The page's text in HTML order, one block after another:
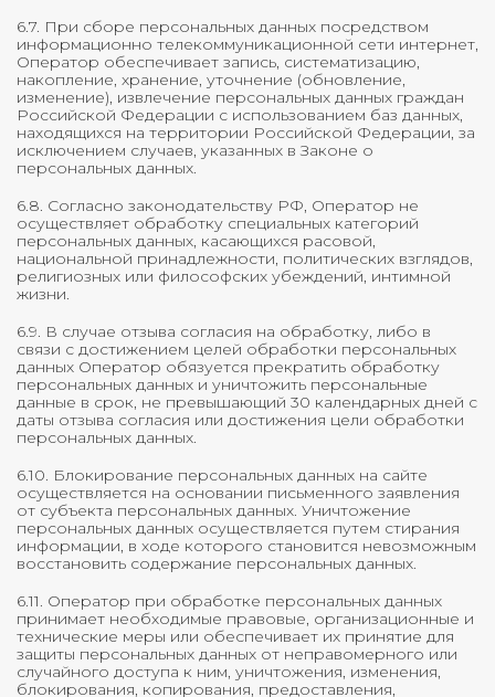
6.7. При сборе персональных данных посредством
информационно телекоммуникационной сети интернет,
Оператор обеспечивает запись, систематизацию,
накопление, хранение, уточнение (обновление,
изменение), извлечение персональных данных граждан
Российской Федерации с использованием баз данных,
находящихся на территории Российской Федерации, за
исключением случаев, указанных в Законе о
персональных данных.
6.8. Согласно законодательству РФ, Оператор не
осуществляет обработку специальных категорий
персональных данных, касающихся расовой,
национальной принадлежности, политических взглядов,
религиозных или философских убеждений, интимной
жизни.
6.9. В случае отзыва согласия на обработку, либо в
связи с достижением целей обработки персональных
данных Оператор обязуется прекратить обработку
персональных данных и уничтожить персональные
данные в срок, не превышающий 30 календарных дней с
даты отзыва согласия или достижения цели обработки
персональных данных.
6.10. Блокирование персональных данных на сайте
осуществляется на основании письменного заявления
от субъекта персональных данных. Уничтожение
персональных данных осуществляется путем стирания
информации, в ходе которого становится невозможным
восстановить содержание персональных данных.
6.11. Оператор при обработке персональных данных
принимает необходимые правовые, организационные и
технические меры или обеспечивает их принятие для
защиты персональных данных от неправомерного или
случайного доступа к ним, уничтожения, изменения,
блокирования, копирования, предоставления,